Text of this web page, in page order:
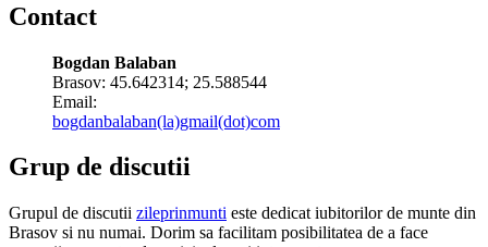
Contact
Bogdan Balaban
Brasov: 45.642314; 25.588544
Email:
bogdanbalaban(la)gmail(dot)com
Grup de discutii
Grupul de discutii zileprinmunti este dedicat iubitorilor de munte din
Brasov si nu numai. Dorim sa facilitam posibilitatea de a face